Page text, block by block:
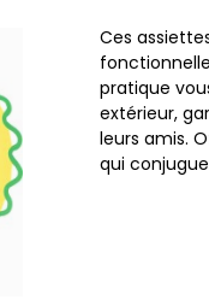
Ces
pratique
extérieur,
leurs amis.
qui